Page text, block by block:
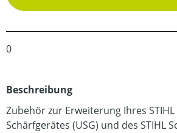
0
Beschreibung
Zubehör zur Erweiterung Ihres
Schärfgerätes (USG) und des STIHL